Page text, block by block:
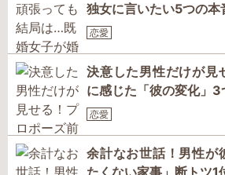
独女に言いたい5つの本
恋愛
決意した男性だけが見
に感じた「彼の変化」3
恋愛
余計なお世話！男性が
たくない家事」断トツ1